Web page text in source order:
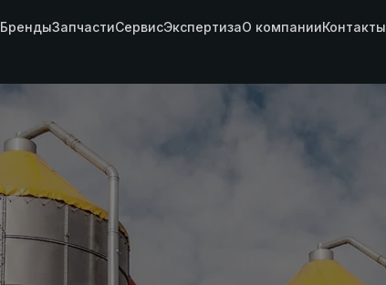
БрендыЗапчастиСервисЭкспертизаО компанииКонтакты